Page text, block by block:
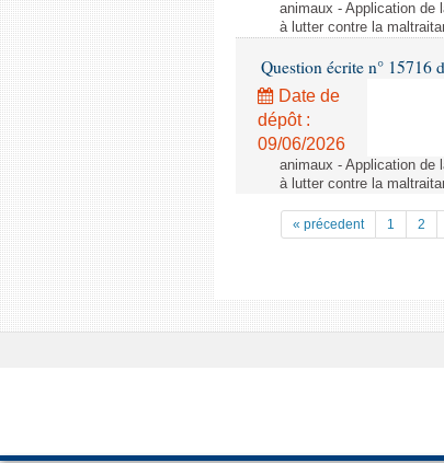
animaux - Application de
à lutter contre la
Question écrite n° 15716
Date de
dépôt :
09/06/2026
animaux - Application de
à lutter contre la
« précedent 1 2